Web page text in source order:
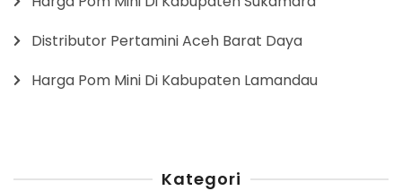
Distributor Pertamini Aceh Barat Daya
Harga Pom Mini Di Kabupaten Lamandau
Kategori